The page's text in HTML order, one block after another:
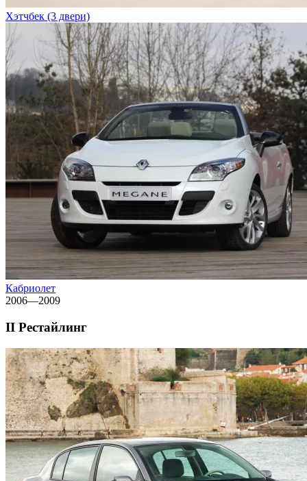
Хэтчбек (3 двери)
Кабриолет
2006—2009
II Рестайлинг